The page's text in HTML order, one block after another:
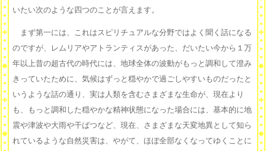
いたい次のような四つのことが言えます。
まず第一には、これはスピリチュアルな分野ではよく聞く話になる
のですが、レムリアやアトランティスがあった、だいたい今から１万
年以上昔の超古代の時代には、地球全体の波動がもっと調和して澄み
きっていたために、気候はずっと穏やかで過ごしやすいものだったと
いうような話の通り、実は人類を含むさまざまな生命が、現在より
も、もっと調和した穏やかな精神状態になった場合には、基本的に地
震や津波や大雨や干ばつなど、現在、さまざまな天変地異として知ら
れているような自然災害は、やがて、ほぼ全部なくなってゆくことに